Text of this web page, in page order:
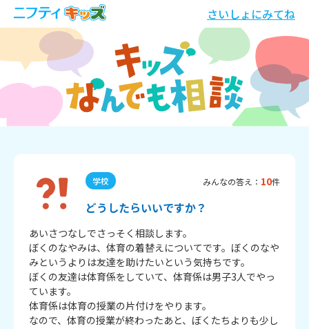
さいしょにみてね
学校 みんなの答え： 10件
どうしたらいいですか？
あいさつなしでさっそく相談します。
ぼくのなやみは、体育の着替えについてです。ぼくのなや
みというよりは友達を助けたいという気持ちです。
ぼくの友達は体育係をしていて、体育係は男子3人でやっ
ています。
体育係は体育の授業の片付けをやります。
なので、体育の授業が終わったあと、ぼくたちよりも少し